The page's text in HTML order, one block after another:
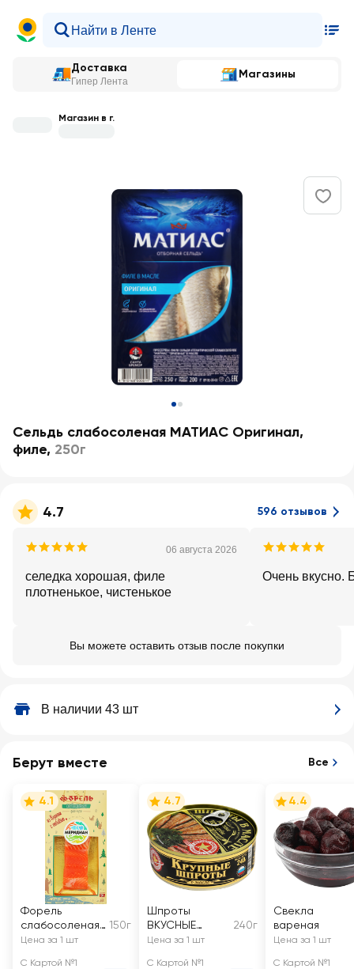
Доставка
Гипер Лента
Магазины
Магазин в г.
Сельдь слабосоленая МАТИАС Оригинал,
филе, 250г
4.7 596 отзывов
06 августа 2026
селедка хорошая, филе
плотненькое, чистенькое
Очень вкусно.
Вы можете оставить отзыв после покупки
В наличии 43 шт
Берут вместе Все
4.1
Форель
слабосоленая
МЕРИДИАН
150г
Цена за 1 шт
С Картой №1
4.7
Шпроты
ВКУСНЫЕ
КОНСЕРВЫ
240г
Цена за 1 шт
С Картой №1
4.4
Свекла
вареная
Цена за 1 шт
С Картой №1